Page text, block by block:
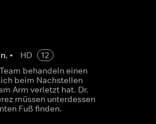
• HD
12
behandeln einen
beim Nachstellen
Arm verletzt hat. Dr.
müssen unterdessen
Fuß finden.